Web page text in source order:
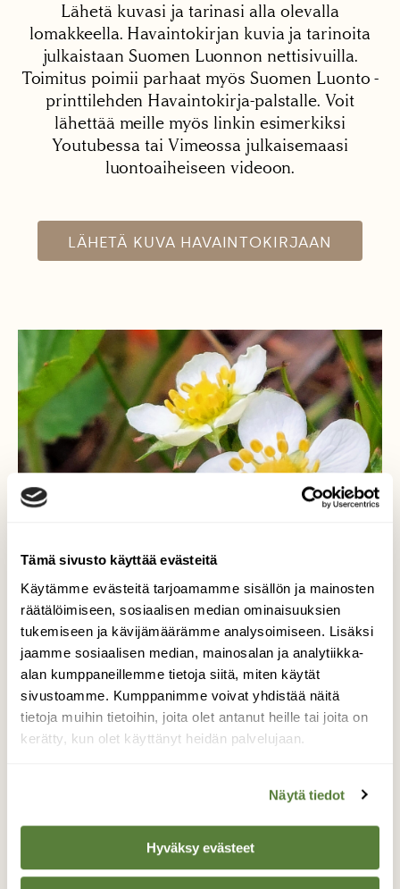
Tämä sivusto käyttää evästeitä
Käytämme evästeitä tarjoamamme sisällön ja mainosten
räätälöimiseen, sosiaalisen median ominaisuuksien
tukemiseen ja kävijämäärämme analysoimiseen. Lisäksi
jaamme sosiaalisen median, mainosalan ja analytiikka-
alan kumppaneillemme tietoja siitä, miten käytät
sivustoamme. Kumppanimme voivat yhdistää näitä
tietoja muihin tietoihin, joita olet antanut heille tai joita on
kerätty, kun olet käyttänyt heidän palvelujaan.
Näytä tiedot
Hyväksy evästeet
Lähetä kuvasi ja tarinasi alla olevalla
lomakkeella. Havaintokirjan kuvia ja tarinoita
julkaistaan Suomen Luonnon nettisivuilla.
Toimitus poimii parhaat myös Suomen Luonto -
printtilehden Havaintokirja-palstalle. Voit
lähettää meille myös linkin esimerkiksi
Youtubessa tai Vimeossa julkaisemaasi
luontoaiheiseen videoon.
LÄHETÄ KUVA HAVAINTOKIRJAAN
Ahomansikka
Valokuvaaja: Tarja Naukkarinen, Savitaipale